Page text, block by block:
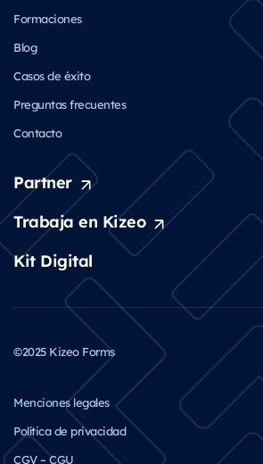
Formaciones
Blog
Casos de éxito
Preguntas frecuentes
Contacto
Partner
Trabaja en Kizeo
Kit Digital
©2025 Kizeo Forms
Menciones legales
Política de privacidad
CGV – CGU